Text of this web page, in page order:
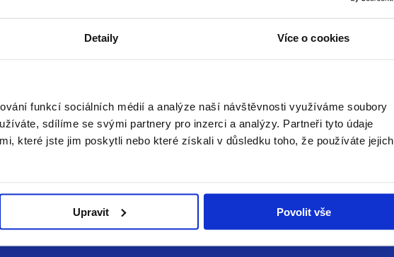
Detaily Více o cookies
funkcí sociálních médií a analýze naší návštěvnosti využíváme soubory
sdílíme se svými partnery pro inzerci a analýzy. Partneři tyto údaje
které jste jim poskytli nebo které získali v důsledku toho, že používáte jejich
Upravit Povolit vše
stránky. Ideální je hledat balanc mezi moderními technologiemi a...